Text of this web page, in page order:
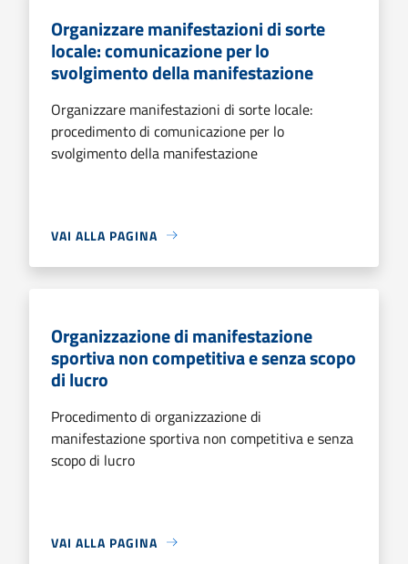
Organizzare manifestazioni di sorte
locale: comunicazione per lo
svolgimento della manifestazione
Organizzare manifestazioni di sorte locale:
procedimento di comunicazione per lo
svolgimento della manifestazione
VAI ALLA PAGINA
Organizzazione di manifestazione
sportiva non competitiva e senza scopo
di lucro
Procedimento di organizzazione di
manifestazione sportiva non competitiva e senza
scopo di lucro
VAI ALLA PAGINA